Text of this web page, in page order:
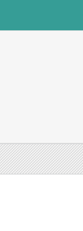
contenido